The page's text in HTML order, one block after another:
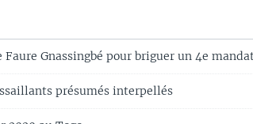
Gnassingbé pour briguer un 4e
présumés interpellés